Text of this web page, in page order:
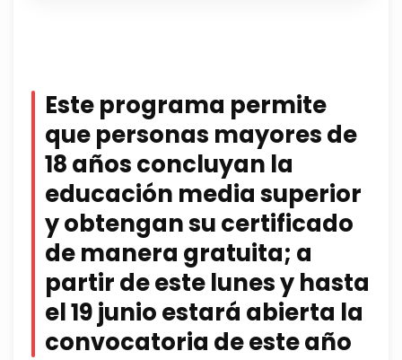
Este programa permite
que personas mayores de
18 años concluyan la
educación media superior
y obtengan su certificado
de manera gratuita; a
partir de este lunes y hasta
el 19 junio estará abierta la
convocatoria de este año